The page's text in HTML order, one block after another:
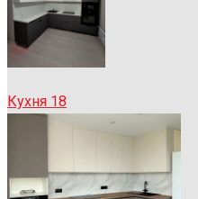
Кухня 18